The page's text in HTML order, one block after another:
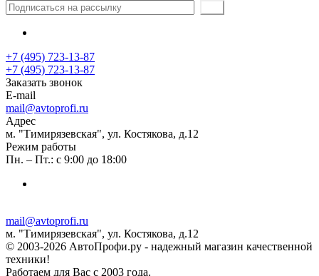
+7 (495) 723-13-87
+7 (495) 723-13-87
Заказать звонок
E-mail
mail@avtoprofi.ru
Адрес
м. "Тимирязевская", ул. Костякова, д.12
Режим работы
Пн. – Пт.: с 9:00 до 18:00
mail@avtoprofi.ru
м. "Тимирязевская", ул. Костякова, д.12
© 2003-2026 АвтоПрофи.ру - надежный магазин качественной
техники!
Работаем для Вас с 2003 года.